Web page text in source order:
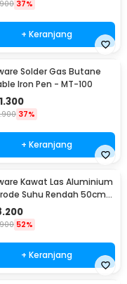
37%
+ Keranjang
Solder Gas Butane
Iron Pen - MT-100
37%
+ Keranjang
Kawat Las Aluminium
Suhu Rendah 50cm
2.0mm - M127271
52%
+ Keranjang